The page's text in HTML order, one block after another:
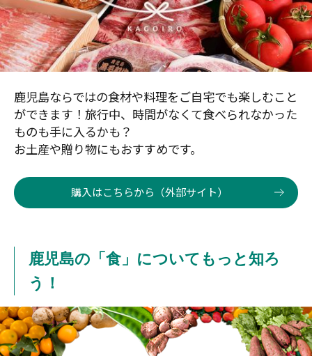
鹿児島ならではの食材や料理をご自宅でも楽しむこと
ができます！旅行中、時間がなくて食べられなかった
ものも手に入るかも？
お土産や贈り物にもおすすめです。
購入はこちらから（外部サイト）
鹿児島の「食」についてもっと知ろ
う！